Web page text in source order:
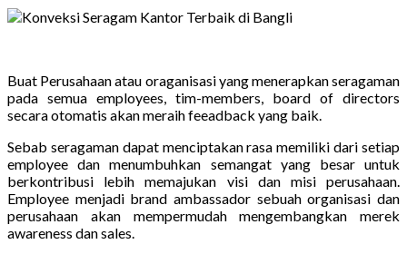
Buat Perusahaan atau oraganisasi yang menerapkan seragaman
pada semua employees, tim-members, board of directors
secara otomatis akan meraih feeadback yang baik.
Sebab seragaman dapat menciptakan rasa memiliki dari setiap
employee dan menumbuhkan semangat yang besar untuk
berkontribusi lebih memajukan visi dan misi perusahaan.
Employee menjadi brand ambassador sebuah organisasi dan
perusahaan akan mempermudah mengembangkan merek
awareness dan sales.